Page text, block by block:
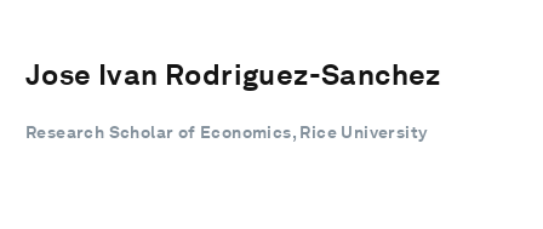
Jose Ivan Rodriguez-Sanchez
Research Scholar of Economics, Rice University